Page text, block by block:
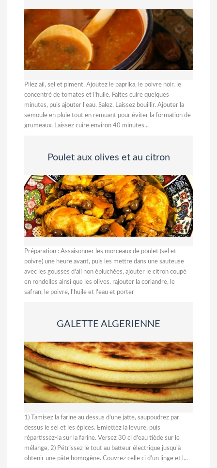
Pilez ail, sel et piment. Ajoutez le paprika, le poivre noir, le
concentré de tomates et l'huile. Faites cuire quelques
minutes, puis ajouter l'eau. Salez. Laissez bouillir. Ajouter la
semoule en pluie tout en remuant pour éviter la formation de
grumeaux. Laissez cuire environ 40 minutes...
Poulet aux olives et au citron
Préparation : Assaisonner les morceaux de poulet (sel et
poivre) une heure avant, puis les mettre dans une sauteuse
avec les gousses d'ail non épluchées, ajouter le citron coupé
en rondelles ainsi que les olives, rajouter la coriandre, le
safran, le poivre, l'huile et l'eau et porter
GALETTE ALGERIENNE
1) Tamisez la farine au dessus d'une jatte, saupoudrez par
dessus le sel et les épices. Emiettez la levure, puis
répartissez-la sur la farine. Versez 30 cl d'eau tiède sur le
mélange. 2) Pétrissez le tout au batteur électrique jusqu'à
obtenir une pâte homogène. Couvrez celle ci d'un linge et l...